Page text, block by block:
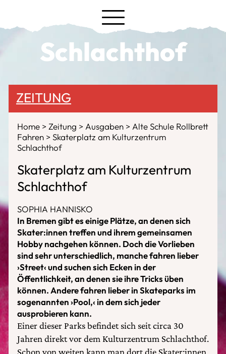
Schlachthof
ZEITUNG
Home Zeitung Ausgaben
Alte Schule Rollbrett
Fahren
Skaterplatz am Kulturzentrum
Schlachthof
Skaterplatz am Kulturzentrum
Schlachthof
SOPHIA HANNISKO
In Bremen gibt es einige Plätze, an denen sich
Skater:innen treffen und ihrem gemeinsamen
Hobby nachgehen können. Doch die Vorlieben
sind sehr unterschiedlich, manche fahren lieber
›Street‹ und suchen sich Ecken in der
Öffentlichkeit, an denen sie ihre Tricks üben
können. Andere fahren lieber in Skateparks im
sogenannten ›Pool,‹ in dem sich jeder
ausprobieren kann.
Einer dieser Parks befindet sich seit circa 30
Jahren direkt vor dem Kulturzentrum Schlachthof.
Schon von weiten kann man dort die Skater:innen